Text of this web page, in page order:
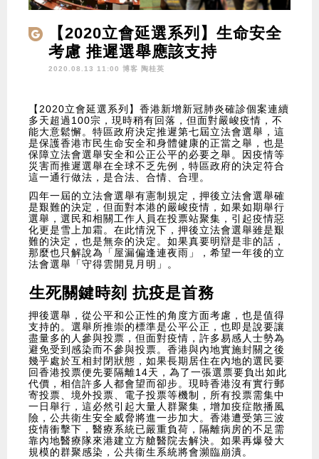
【2020立會延選系列】生命安全
考慮 推遲選舉應該支持
2020.08.13 11:00 博客 陶桂英
【2020立會延選系列】香港新增新冠肺炎確診個案連續
多天超過100宗，現時稍有回落，但面對嚴峻疫情，不
能大意鬆懈。特區政府決定推遲第七屆立法會選舉，這
是保護香港市民生命安全和身體健康的正當之舉，也是
保障立法會選舉安全和公正公平的必要之舉。因疫情等
災害而推遲選舉在全球不乏先例，特區政府的決定符合
這一通行做法，是合法、合情、合理。
四年一屆的立法會選舉有憲制規定，押後立法會選舉確
是艱難的決定，但面對本港的嚴峻疫情，如果如期舉行
選舉，選民和相關工作人員在投票站聚集，引起疫情惡
化更是雪上加霜。在此情況下，押後立法會選舉雖是艱
難的決定，也是無奈的決定。如果真要明辯是非的話，
那麼也只解說為「屋漏偏逢連夜雨」，希望一年後的立
法會選舉「守得雲開見月明」。
生死關鍵時刻 抗疫是首務
押後選舉，從公平和公正性的角度方面考慮，也是值得
支持的。選舉所推崇的標準是公平公正，也即是說要讓
盡量多的人參與投票，但面對疫情，許多易感人士勢為
避免受到感染而不參與投票。香港與內地實施封關之後
幾乎處於互相封閉狀態，如果長期居住在內地的選民要
回香港投票便先要隔離14天，為了一張選票要負出如此
代價，相信許多人都會望而卻步。現時香港沒有實行郵
寄投票、境外投票、電子投票等機制，所有投票需集中
一日舉行，這必然引起大量人群聚集，增加疫症散播風
險，公共衛生安全威脅將進一步加大。香港遭受第三波
疫情衝擊下，醫療系統已嚴重負荷，隔離病房的不足需
靠內地醫療隊來港建立方艙醫院去解決。如果再爆發大
規模的群聚感染，公共衞生系統將會瀕臨崩潰。